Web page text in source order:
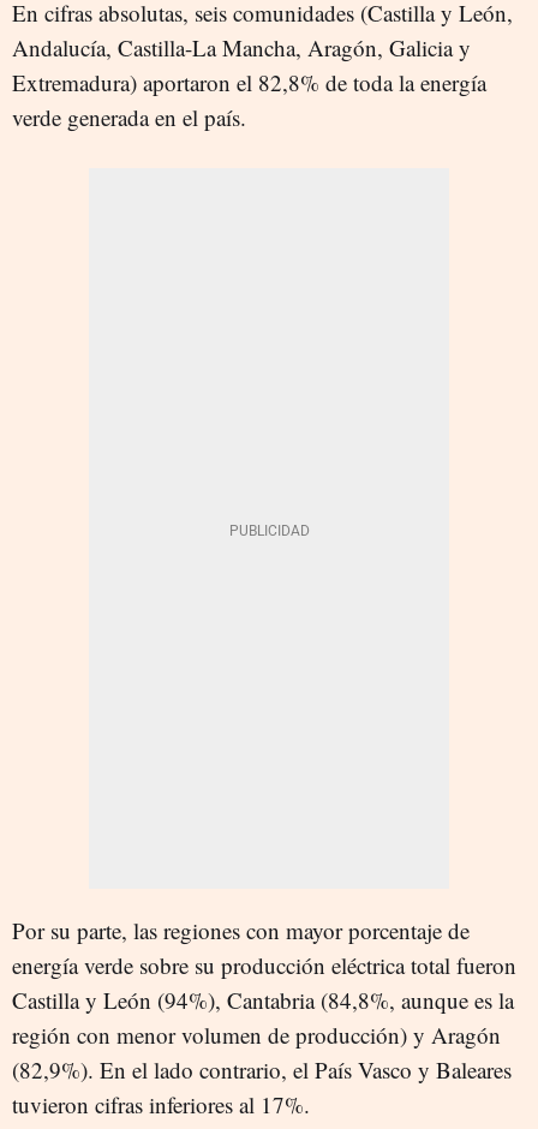
En cifras absolutas, seis comunidades (Castilla y León,
Andalucía, Castilla-La Mancha, Aragón, Galicia y
Extremadura) aportaron el 82,8% de toda la energía
verde generada en el país.
Por su parte, las regiones con mayor porcentaje de
energía verde sobre su producción eléctrica total fueron
Castilla y León (94%), Cantabria (84,8%, aunque es la
región con menor volumen de producción) y Aragón
(82,9%). En el lado contrario, el País Vasco y Baleares
tuvieron cifras inferiores al 17%.